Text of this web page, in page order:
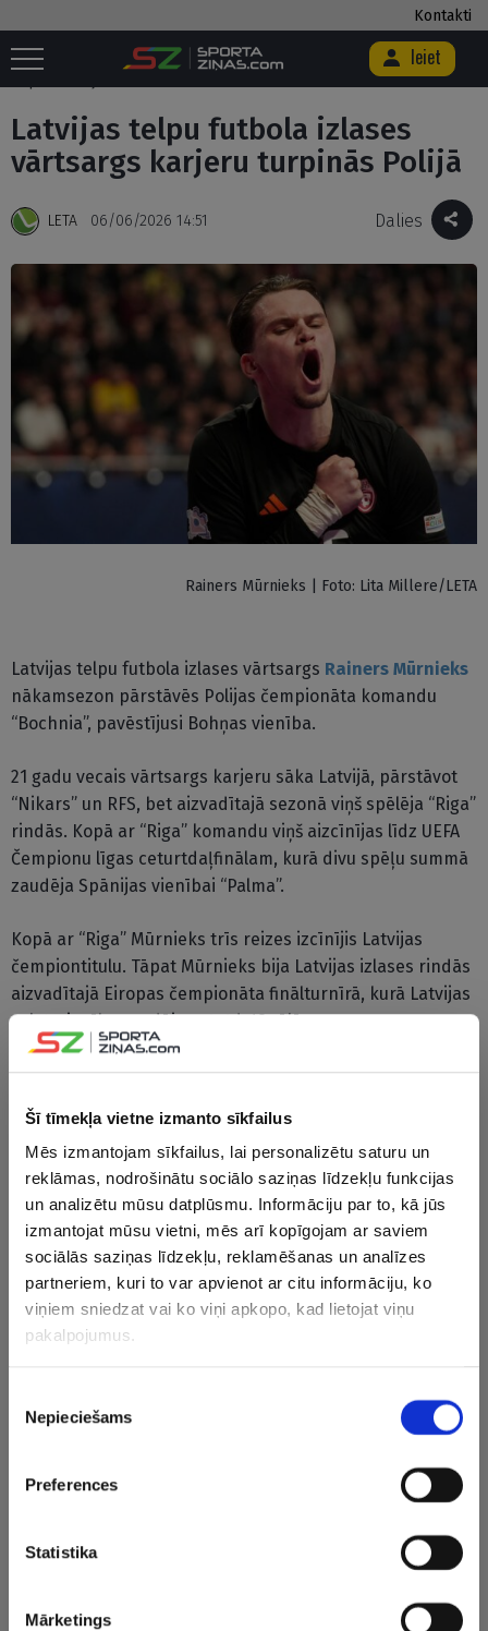
Šī tīmekļa vietne izmanto sīkfailus
Mēs izmantojam sīkfailus, lai personalizētu saturu un
reklāmas, nodrošinātu sociālo saziņas līdzekļu funkcijas
un analizētu mūsu datplūsmu. Informāciju par to, kā jūs
izmantojat mūsu vietni, mēs arī kopīgojam ar saviem
sociālās saziņas līdzekļu, reklamēšanas un analīzes
partneriem, kuri to var apvienot ar citu informāciju, ko
viņiem sniedzat vai ko viņi apkopo, kad lietojat viņu
pakalpojumus.
izvēle
Nepieciešams
Preferences
Statistika
Mārketings
Kontakti
Ieiet
Sākums / Latvijas telpu futbola izlases vārtsargs karjeru
Latvijas telpu futbola izlases
vārtsargs karjeru turpinās Polijā
LETA 06/06/2026 14:51 Dalies
Rainers Mūrnieks | Foto: Lita Millere/LETA
Latvijas telpu futbola izlases vārtsargs Rainers Mūrnieks
nākamsezon pārstāvēs Polijas čempionāta komandu
“Bochnia”, pavēstījusi Bohņas vienība.
21 gadu vecais vārtsargs karjeru sāka Latvijā, pārstāvot
“Nikars” un RFS, bet aizvadītajā sezonā viņš spēlēja “Riga”
rindās. Kopā ar “Riga” komandu viņš aizcīnījas līdz UEFA
Čempionu līgas ceturtdaļfinālam, kurā divu spēļu summā
zaudēja Spānijas vienībai “Palma”.
Kopā ar “Riga” Mūrnieks trīs reizes izcīnījis Latvijas
čempiontitulu. Tāpat Mūrnieks bija Latvijas izlases rindās
aizvadītajā Eiropas čempionāta finālturnīrā, kurā Latvijas
valstsvienība zaudēja astotdaļfinālā.
“Bochnia” šosezon Polijas čempionātā regulāro sezonu
CITAS ZIŅAS NO ŠĪS KATEGORIJAS
Virslīgas vicelīdere
United”
netiek
×